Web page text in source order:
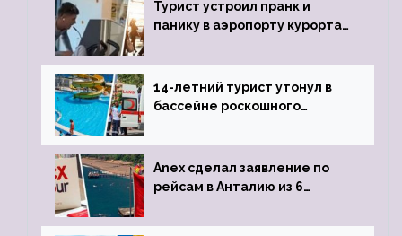
Турист устроил пранк и
панику в аэропорту курорта,
задержке рейса
14-летний турист утонул в
бассейне роскошного
Anex сделал заявление по
рейсам в Анталию из 6